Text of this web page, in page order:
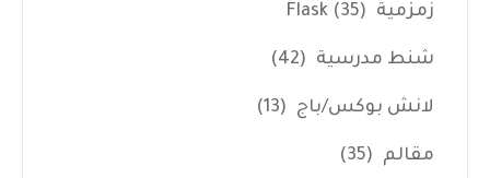
زمزمية Flask (35)
شنط مدرسية (42)
لانش بوكس/باج (13)
مقالم (35)